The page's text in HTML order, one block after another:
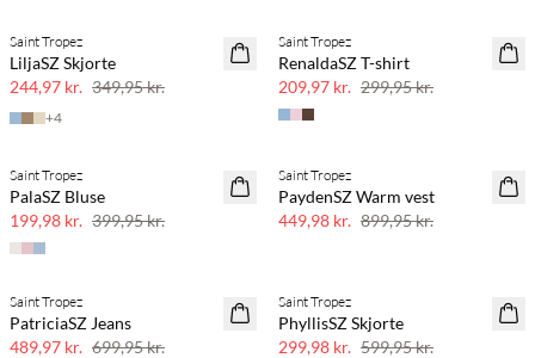
SAVE20
30% rabat
Saint Tropez
LiljaSZ Skjorte
244,97 kr. 349,95 kr.
+4
SAVE20
Saint Tropez
RenaldaSZ T-shirt
209,97 kr. 299,95 kr.
SAVE20
Saint Tropez
PalaSZ Bluse
199,98 kr. 399,95 kr.
SAVE20
50% rabat
Saint Tropez
PaydenSZ Warm vest
449,98 kr. 899,95 kr.
SAVE20
Saint Tropez
PatriciaSZ Jeans
489,97 kr. 699,95 kr.
SAVE20
50% rabat
Saint Tropez
PhyllisSZ Skjorte
299,98 kr. 599,95 kr.